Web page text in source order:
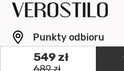
Punkty odbioru
info@verostilo.com
549 zł